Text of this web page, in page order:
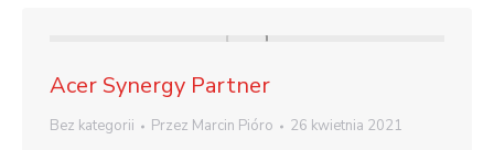
Acer Synergy Partner
Bez kategorii Przez Marcin Pióro 26 kwietnia 2021